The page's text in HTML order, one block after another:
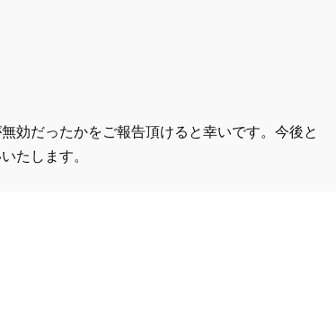
効だったかをご報告頂けると幸いです。今後と
たします。